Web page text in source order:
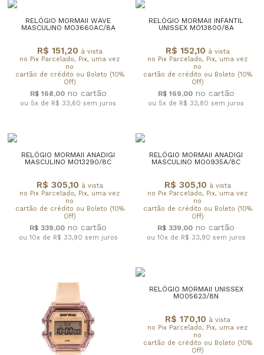
RELÓGIO MORMAII WAVE
MASCULINO MO3660AC/8A
R$ 151,20 à vista
no Pix Parcelado, Pix, uma vez
no
cartão de crédito ou Boleto (10%
Off)
R$ 168,00
ou 5x de R$ 33,60 sem juros
RELÓGIO MORMAII INFANTIL
UNISSEX MO13800/8A
R$ 152,10 à vista
no Pix Parcelado, Pix, uma vez
no
cartão de crédito ou Boleto (10%
Off)
R$ 169,00
ou 5x de R$ 33,80 sem juros
RELÓGIO MORMAII ANADIGI
MASCULINO MO13290/8C
R$ 305,10 à vista
no Pix Parcelado, Pix, uma vez
no
cartão de crédito ou Boleto (10%
Off)
R$ 339,00
ou 10x de R$ 33,90 sem juros
RELÓGIO MORMAII ANADIGI
MASCULINO MO0935A/8C
R$ 305,10 à vista
no Pix Parcelado, Pix, uma vez
no
cartão de crédito ou Boleto (10%
Off)
R$ 339,00
ou 10x de R$ 33,90 sem juros
RELÓGIO MORMAII UNISSEX
MO05623/8N
R$ 170,10 à vista
no Pix Parcelado, Pix, uma vez
no
cartão de crédito ou Boleto (10%
Off)